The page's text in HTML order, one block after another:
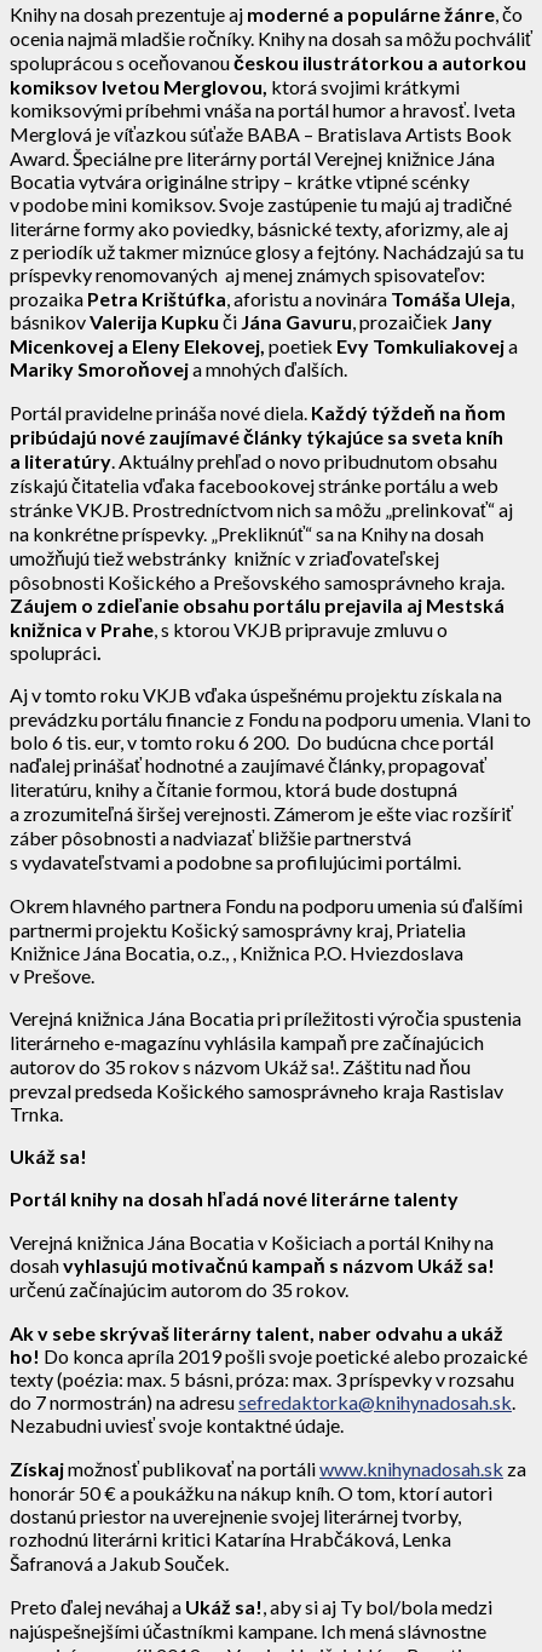
Knihy na dosah prezentuje aj moderné a populárne žánre , čo
ocenia najmä mladšie ročníky. Knihy na dosah sa môžu pochváliť
spoluprácou s oceňovanoučeskou ilustrátorkou a autorkou
komiksov Ivetou Merglovou, ktorá svojimi krátkymi
komiksovými príbehmi vnáša na portál humor a hravosť. Iveta
Merglová je víťazkou súťaže BABA – Bratislava Artists Book
Award. Špeciálne pre literárny portál Verejnej knižnice Jána
Bocatia vytvára originálne stripy – krátke vtipné scénky
v podobe mini komiksov. Svoje zastúpenie tu majú aj tradičné
literárne formy ako poviedky, básnické texty, aforizmy, ale aj
z periodík už takmer miznúce glosy a fejtóny. Nachádzajú sa tu
príspevky renomovaných aj menej známych spisovateľov:
prozaika Petra Krištúfka , aforistu a novinára Tomáša Uleja
básnikovValerija Kupku či Jána Gavuru , prozaičiek Jany
Micenkovej a Eleny Elekovej, poetiek Evy Tomkuliakoveja
Mariky Smoroňoveja mnohých ďalších.
Portál pravidelne prináša nové diela. Každý týždeň na ňom
pribúdajú nové zaujímavé články týkajúce sa sveta kníh
a literatúry . Aktuálny prehľad o novo pribudnutom obsahu
získajú čitatelia vďaka facebookovej stránke portálu a web
stránke VKJB. Prostredníctvom nich sa môžu „prelinkovať“ aj
na konkrétne príspevky. „Prekliknúť“ sa na Knihy na dosah
umožňujú tiež webstránky knižníc v zriaďovateľskej
pôsobnosti Košického a Prešovského samosprávneho kraja.
Záujem o zdieľanie obsahu portálu prejavila aj Mestská
knižnica v Prahe , s ktorou VKJB pripravuje zmluvu o
spolupráci
Aj v tomto roku VKJB vďaka úspešnému projektu získala na
prevádzku portálu financie z Fondu na podporu umenia. Vlani to
bolo 6 tis. eur, v tomto roku 6 200. Do budúcna chce portál
naďalej prinášať hodnotné a zaujímavé články, propagovať
literatúru, knihy a čítanie formou, ktorá bude dostupná
a zrozumiteľná širšej verejnosti. Zámerom je ešte viac rozšíriť
záber pôsobnosti a nadviazať bližšie partnerstvá
s vydavateľstvami a podobne sa profilujúcimi portálmi.
Okrem hlavného partnera Fondu na podporu umenia sú ďalšími
partnermi projektu Košický samosprávny kraj, Priatelia
Knižnice Jána Bocatia, o.z., , Knižnica P.O. Hviezdoslava
v Prešove.
Verejná knižnica Jána Bocatia pri príležitosti výročia spustenia
literárneho e-magazínu vyhlásila kampaň pre začínajúcich
autorov do 35 rokov s názvom Ukáž sa!. Záštitu nad ňou
prevzal predseda Košického samosprávneho kraja Rastislav
Trnka.
Ukáž sa!
Portál knihy na dosah hľadá nové literárne talenty
Verejná knižnica Jána Bocatia v Košiciach a portál Knihy na
dosahvyhlasujú motivačnú kampaň s názvom Ukáž sa!
určenú začínajúcim autorom do 35 rokov.
Ak v sebe skrývaš literárny talent, naber odvahu a ukáž
ho! Do konca apríla 2019 pošli svoje poetické alebo prozaické
texty (poézia: max. 5 básni, próza: max. 3 príspevky v rozsahu
do 7 normostrán) na adresusefredaktorka@knihynadosah.sk
Nezabudni uviesť svoje kontaktné údaje.
Získajmožnosť publikovať na portáliwww.knihynadosah.sk za
honorár 50 € a poukážku na nákup kníh. O tom, ktorí autori
dostanú priestor na uverejnenie svojej literárnej tvorby,
rozhodnú literárni kritici Katarína Hrabčáková, Lenka
Šafranová a Jakub Souček.
Preto ďalej neváhaj a Ukáž sa! , aby si aj Ty bol/bola medzi
najúspešnejšími účastníkmi kampane. Ich mená slávnostne